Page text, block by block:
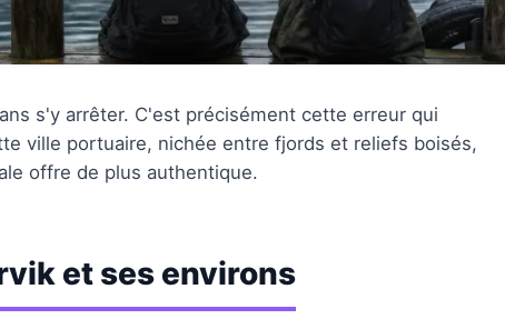
s'y arrêter. C'est précisément cette erreur qui
ville portuaire, nichée entre fjords et reliefs boisés,
offre de plus authentique.
et ses environs